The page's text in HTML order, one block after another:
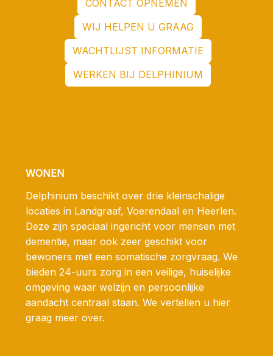
CONTACT OPNEMEN
WIJ HELPEN U GRAAG
WACHTLIJST INFORMATIE
WERKEN BIJ DELPHINIUM
WONEN
Delphinium beschikt over drie kleinschalige
locaties in Landgraaf, Voerendaal en Heerlen.
Deze zijn speciaal ingericht voor mensen met
dementie, maar ook zeer geschikt voor
bewoners met een somatische zorgvraag. We
bieden 24-uurs zorg in een veilige, huiselijke
omgeving waar welzijn en persoonlijke
aandacht centraal staan. We vertellen u hier
graag meer over.